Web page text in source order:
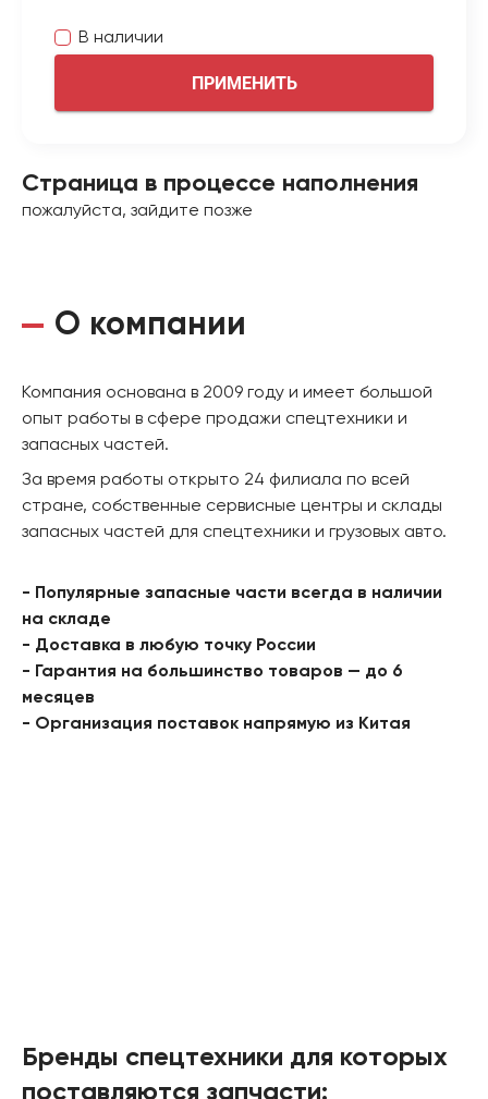
В наличии
ПРИМЕНИТЬ
Страница в процессе наполнения
пожалуйста, зайдите позже
О компании
Компания основана в 2009 году и имеет большой
опыт работы в сфере продажи спецтехники и
запасных частей.
За время работы открыто 24 филиала по всей
стране, собственные сервисные центры и склады
запасных частей для спецтехники и грузовых авто.
- Популярные запасные части всегда в наличии
на складе
- Доставка в любую точку России
- Гарантия на большинство товаров — до 6
месяцев
- Организация поставок напрямую из Китая
Бренды спецтехники для которых
поставляются запчасти: